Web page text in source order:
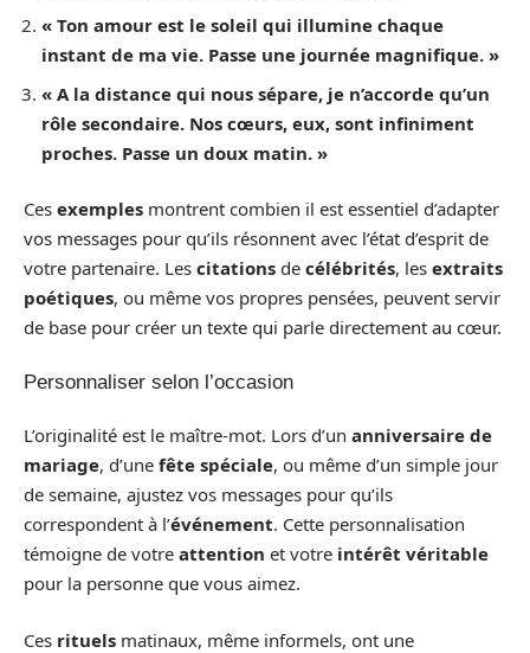
« Ton amour est le soleil qui illumine chaque
instant de ma vie. Passe une journée magnifique. »
« A la distance qui nous sépare, je n’accorde qu’un
rôle secondaire. Nos cœurs, eux, sont infiniment
proches. Passe un doux matin. »
Ces exemples montrent combien il est essentiel d’adapter
vos messages pour qu’ils résonnent avec l’état d’esprit de
votre partenaire. Les citations de célébrités, les extraits
poétiques, ou même vos propres pensées, peuvent servir
de base pour créer un texte qui parle directement au cœur.
Personnaliser selon l’occasion
L’originalité est le maître-mot. Lors d’un anniversaire de
mariage, d’une fête spéciale, ou même d’un simple jour
de semaine, ajustez vos messages pour qu’ils
correspondent à l’événement. Cette personnalisation
témoigne de votre attention et votre intérêt véritable
pour la personne que vous aimez.
Ces rituels matinaux, même informels, ont une